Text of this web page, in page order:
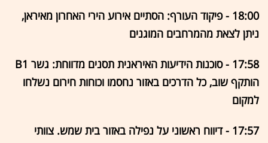
18:00 - פיקוד העורף: הסתיים אירוע הירי האחרון מאיראן,
ניתן לצאת מהמרחבים המוגנים
17:58 - סוכנות הידיעות האיראנית תסנים מדווחת: גשר B1
הותקף שוב, כל הדרכים באזור נחסמו וכוחות חירום נשלחו
למקום
17:57 - דיווח ראשוני על נפילה באזור בית שמש. צוותי